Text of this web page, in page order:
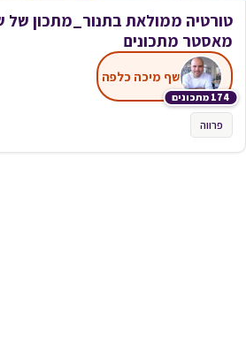
טורטיה ממולאת בתנור_מתכון
מאסטר מתכונים
174 מתכונים
שף מיכה כלפה
פרווה